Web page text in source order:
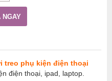
NGAY
treo phụ kiện điện thoại
điện thoại, ipad, laptop.